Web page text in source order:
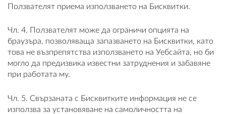
Ползвателят приема използването на Бисквитки.
Чл. 4. Ползвателят може да ограничи опцията на
браузъра, позволяваща запазването на Бисквитки, като
това не възпрепятства използването на Уебсайта, но би
могло да предизвика известни затруднения и забавяне
при работата му.
Чл. 5. Свързаната с Бисквитките информация не се
използва за установяване на самоличността на